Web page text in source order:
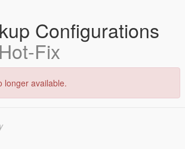
Configurations
Fix
longer available.